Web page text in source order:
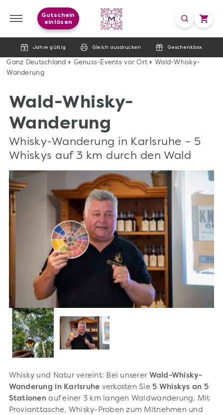
Jahre gültig Gleich ausdrucken Geschenkbox
Gutschein
einlösen
Ganz Deutschland Genuss-Events vor Ort
Wald-Whisky-
Wanderung
Wald-Whisky-
Wanderung
Whisky-Wanderung in Karlsruhe – 5
Whiskys auf 3 km durch den Wald
Whisky und Natur vereint: Bei unserer Wald-Whisky-
Wanderung in Karlsruhe verkosten Sie5 Whiskys an 5
Stationenauf einer 3 km langen Waldwanderung. Mit
Provianttasche, Whisky-Proben zum Mitnehmen und